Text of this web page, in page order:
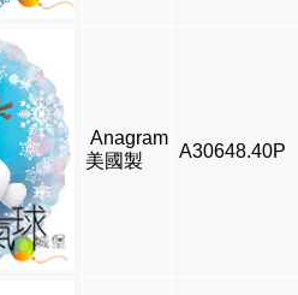
Anagram
美國製
A30648.40P